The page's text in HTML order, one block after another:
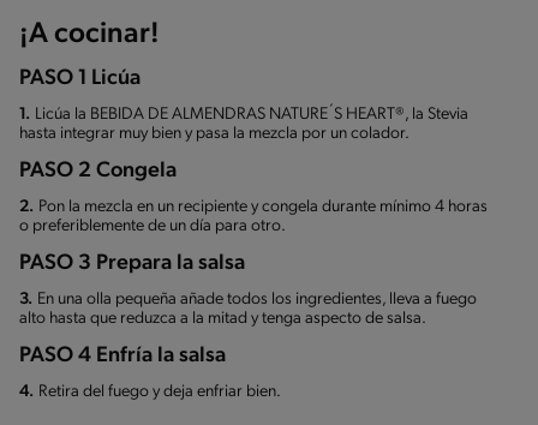
¡A cocinar!
PASO 1 Licúa
1. Licúa la BEBIDA DE ALMENDRAS NATURE´S HEART®, la Stevia
hasta integrar muy bien y pasa la mezcla por un colador.
PASO 2 Congela
2. Pon la mezcla en un recipiente y congela durante mínimo 4 horas
o preferiblemente de un día para otro.
PASO 3 Prepara la salsa
3. En una olla pequeña añade todos los ingredientes, lleva a fuego
alto hasta que reduzca a la mitad y tenga aspecto de salsa.
PASO 4 Enfría la salsa
4. Retira del fuego y deja enfriar bien.